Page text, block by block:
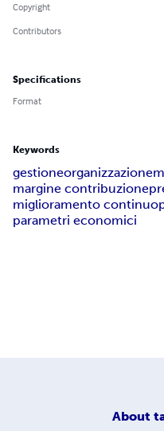
Copyright
Contributors
Specifications
Format
Keywords
gestioneorganizzazione
margine contribuzione
miglioramento continuo
parametri economici
About